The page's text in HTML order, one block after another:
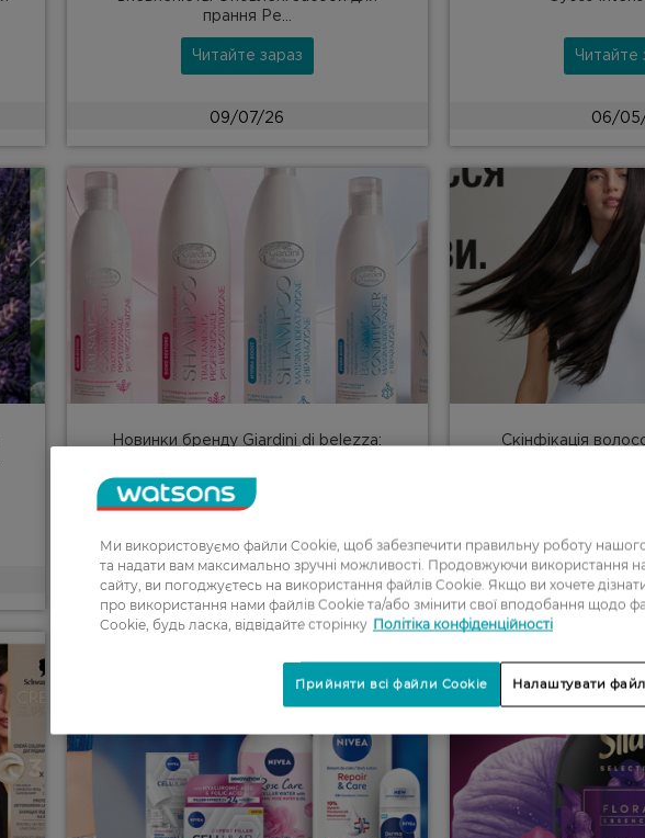
прання Pe...
Читайте зараз
09/07/26
Читайте
06/
Новинки бренду Giardini di belezza:
14/04/26
Скінфікація
13/
Ми використовуємо файли Cookie, щоб забезпечити правильну роботу
та надати вам максимально зручні можливості. Продовжуючи використання
сайту, ви погоджуєтесь на використання файлів Cookie. Якщо ви хочете
про використання нами файлів Cookie та/або змінити свої вподобання щодо
Cookie, будь ласка, відвідайте сторінку Політіка конфіденційності
Налаштувати
Прийняти всі файли Cookie